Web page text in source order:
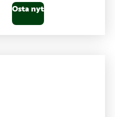
Osta nyt